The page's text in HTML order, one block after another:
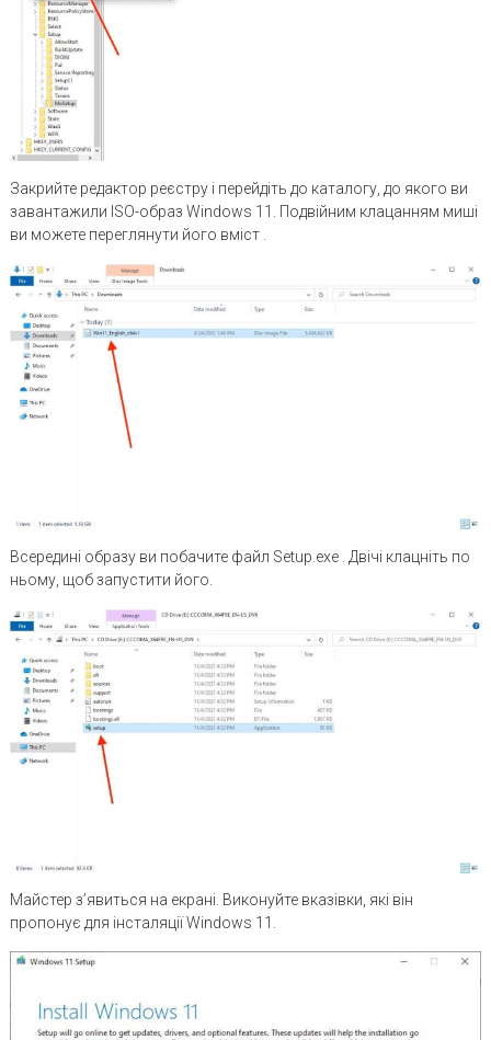
Закрийте редактор реєстру і перейдіть до каталогу, до якого ви
завантажили ISO-образ Windows 11. Подвійним клацанням миші
ви можете переглянути його вміст .
Всередині образу ви побачите файл Setup.exe . Двічі клацніть по
ньому, щоб запустити його.
Майстер з’явиться на екрані. Виконуйте вказівки, які він
пропонує для інсталяції Windows 11.